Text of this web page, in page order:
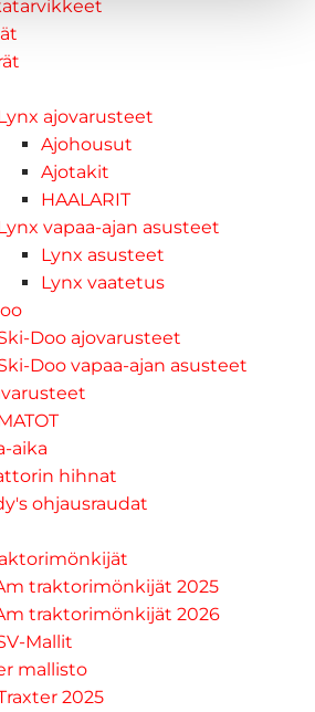
ajovarusteet
Ajohousut
Ajotakit
HAALARIT
vapaa-ajan asusteet
Lynx asusteet
Lynx vaatetus
Doo ajovarusteet
Doo vapaa-ajan asusteet
aika
hihnat
ohjausraudat
traktorimönkijät 2025
traktorimönkijät 2026
Mallit
mallisto
2025